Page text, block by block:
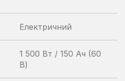
Електричний
1 500 Вт / 150 Ач (60
В)